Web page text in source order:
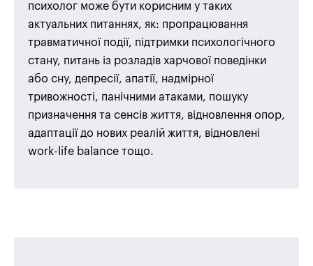
психолог може бути корисним у таких
актуальних питаннях, як: пропрацювання
травматичної події, підтримки психологічного
стану, питань із розладів харчової поведінки
або сну, депресії, апатії, надмірної
тривожності, панічними атаками, пошуку
призначення та сенсів життя, відновлення опор,
адаптації до нових реалій життя, відновлені
work-life balance тощо.